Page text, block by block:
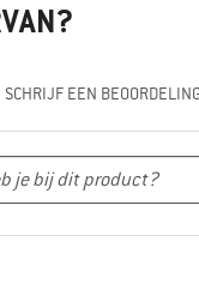
SCHRIJF EEN